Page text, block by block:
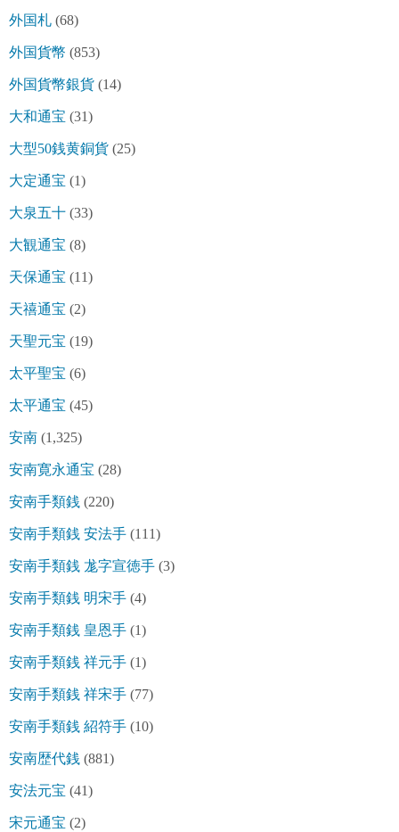
外国札 (68)
外国貨幣 (853)
外国貨幣銀貨 (14)
大和通宝 (31)
大型50銭黄銅貨 (25)
大定通宝 (1)
大泉五十 (33)
大観通宝 (8)
天保通宝 (11)
天禧通宝 (2)
天聖元宝 (19)
太平聖宝 (6)
太平通宝 (45)
安南 (1,325)
安南寛永通宝 (28)
安南手類銭 (220)
安南手類銭 安法手 (111)
安南手類銭 尨字宣徳手 (3)
安南手類銭 明宋手 (4)
安南手類銭 皇恩手 (1)
安南手類銭 祥元手 (1)
安南手類銭 祥宋手 (77)
安南手類銭 紹符手 (10)
安南歴代銭 (881)
安法元宝 (41)
宋元通宝 (2)